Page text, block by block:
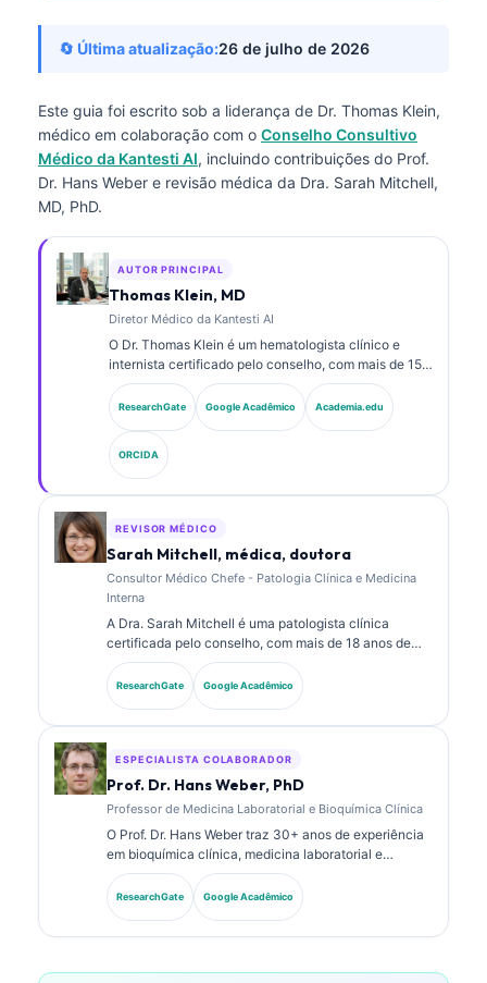
🔄 Última atualização:26 de julho de 2026
Este guia foi escrito sob a liderança de Dr. Thomas Klein,
médico em colaboração com o Conselho Consultivo
Médico da Kantesti AI, incluindo contribuições do Prof.
Dr. Hans Weber e revisão médica da Dra. Sarah Mitchell,
MD, PhD.
AUTOR PRINCIPAL
Thomas Klein, MD
Diretor Médico da Kantesti AI
O Dr. Thomas Klein é um hematologista clínico e
internista certificado pelo conselho, com mais de 15
anos de experiência em medicina laboratorial e
análise clínica assistida por IA. Como Diretor Médico
na Kantesti AI, ele fornece supervisão clínica da
exatidão médica da rede neural proprietária. O Dr.
Klein publicou trabalhos sobre interpretação de
biomarcadores e diagnósticos laboratoriais.
ResearchGate Google Acadêmico Academia.edu
ORCIDA
REVISOR MÉDICO
Sarah Mitchell, médica, doutora
Consultor Médico Chefe - Patologia Clínica e Medicina
Interna
A Dra. Sarah Mitchell é uma patologista clínica
certificada pelo conselho, com mais de 18 anos de
experiência em medicina laboratorial e análise
diagnóstica. Ela possui certificações de
especialidade em química clínica e publicou
ResearchGate Google Acadêmico
ESPECIALISTA COLABORADOR
Prof. Dr. Hans Weber, PhD
Professor de Medicina Laboratorial e Bioquímica Clínica
O Prof. Dr. Hans Weber traz 30+ anos de experiência
em bioquímica clínica, medicina laboratorial e
pesquisa de biomarcadores. Ex-Presidente da
Sociedade Alemã de Química Clínica, ele se
especializa em análise de painéis diagnósticos,
ResearchGate Google Acadêmico